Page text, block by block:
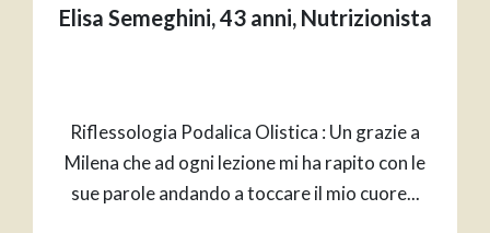
Elisa Semeghini, 43 anni, Nutrizionista
Riflessologia Podalica Olistica : Un grazie a
Milena che ad ogni lezione mi ha rapito con le
sue parole andando a toccare il mio cuore...